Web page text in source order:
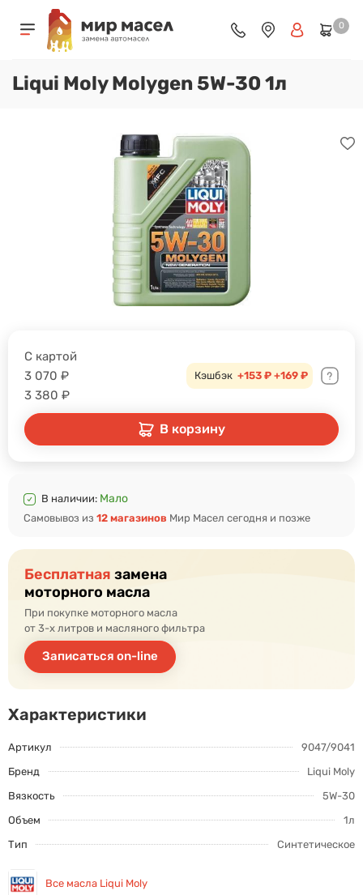
0
Liqui Moly Molygen 5W-30 1л
Характеристики
Артикул
9047/9041
Бренд
Liqui Moly
Вязкость
5W-30
Объем
1л
Тип
Синтетическое
Все масла Liqui Moly
С картой
3 070 ₽
3 380 ₽
Кэшбэк +153 ₽ +169 ₽
В корзину
В наличии: Мало
Самовывоз из 12 магазинов Мир Масел сегодня и позже
Бесплатная замена
моторного масла
При покупке моторного масла
от 3-х литров и масляного фильтра
Записаться on-line